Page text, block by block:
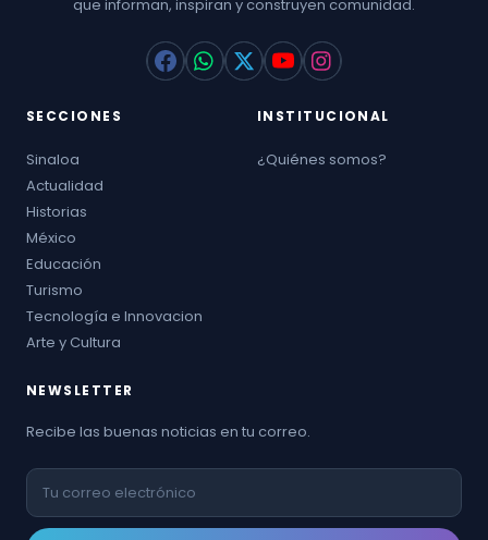
que informan, inspiran y construyen comunidad.
SECCIONES
Sinaloa
Actualidad
Historias
México
Educación
Turismo
Tecnología e Innovacion
Arte y Cultura
INSTITUCIONAL
¿Quiénes somos?
NEWSLETTER
Recibe las buenas noticias en tu correo.